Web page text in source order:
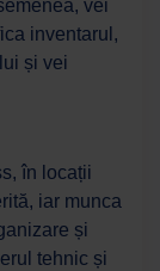
vei
inventarul,
și vei
în locații
iar munca
și
tehnic și